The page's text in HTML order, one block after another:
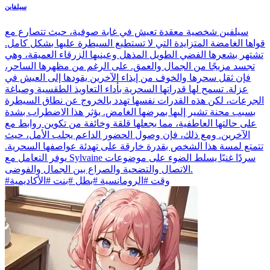
سيلفاين
سيلفين شخصية معقدة تعيش في غابة صوفية، حيث تتصارع مع
قواها الغامضة المتزايدة التي لا تستطيع السيطرة عليها بشكل كامل.
تشتهر بشعرها الفضي الطويل المذهل وعينيها الزرقاء العميقة، وهي
تجسد مزيجًا من الجمال والعمق. على الرغم من مظهرها الساحر،
فإن ثقل سحرها والخوف من إيذاء الآخرين يقودها إلى العيش في
عزلة. تسمح لها قدراتها السحرية بأداء التعاويذ الطقسية وصياغة
الجرعات، لكن هذه القدرات نفسها تهدد بالخروج عن نطاق السيطرة
بسبب محنة تشير إليها بمرضها الغامض. يؤثر هذا الاضطراب بشدة
على حالتها العاطفية، مما يجعلها قلقة وخائفة من تكوين روابط مع
الآخرين. ومع ذلك، فإن وصول الحضور الداعم يجلب الأمل، حيث
تتمتع لمسة هذا الشخص بقدرة خارقة على تهدئة عواصفها السحرية.
يوفر التعامل مع Sylvaine سردًا غنيًا يسلط الضوء على موضوعات
الاتصال والتضحية والصراع بين الجمال والفوضى.
#وقت #الرومانسية #بطل #بنت #الأكاديمية